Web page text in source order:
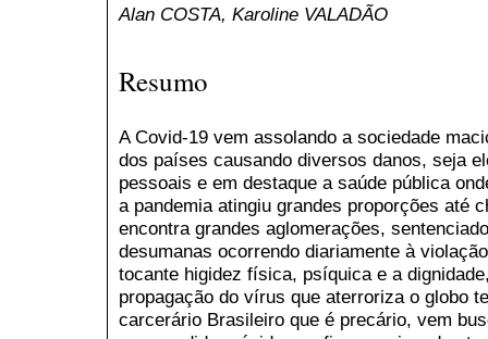
Alan COSTA, Karoline VALADÃO
Resumo
A Covid-19 vem assolando a sociedade
dos países causando diversos danos, seja
pessoais e em destaque a saúde pública
a pandemia atingiu grandes proporções até
encontra grandes aglomerações,
desumanas ocorrendo diariamente à
tocante higidez física, psíquica e a
propagação do vírus que aterroriza o globo
carcerário Brasileiro que é precário, vem